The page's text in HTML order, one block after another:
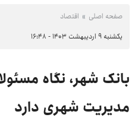
صفحه اصلی اقتصاد
یکشنبه ۹ اردیبهشت ۱۴۰۳ - ۱۶:۴۸
بانک شهر، نگاه
مدیریت شهری دارد